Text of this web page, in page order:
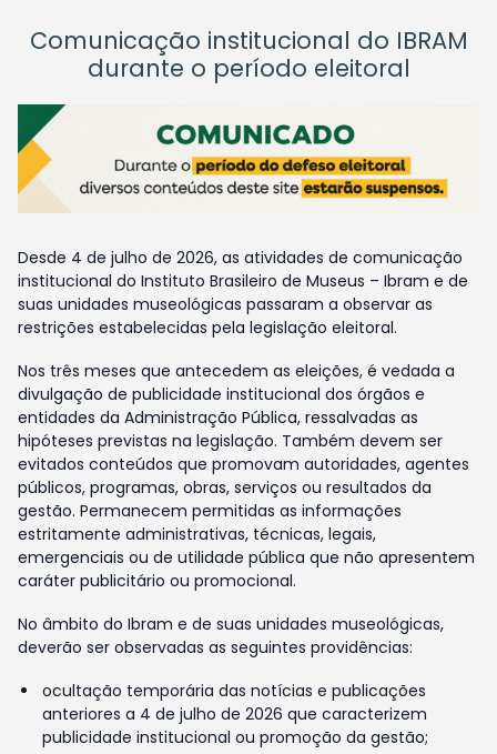
Comunicação institucional do IBRAM
durante o período eleitoral
Desde 4 de julho de 2026, as atividades de comunicação
institucional do Instituto Brasileiro de Museus – Ibram e de
suas unidades museológicas passaram a observar as
restrições estabelecidas pela legislação eleitoral.
Nos três meses que antecedem as eleições, é vedada a
divulgação de publicidade institucional dos órgãos e
entidades da Administração Pública, ressalvadas as
hipóteses previstas na legislação. Também devem ser
evitados conteúdos que promovam autoridades, agentes
públicos, programas, obras, serviços ou resultados da
gestão. Permanecem permitidas as informações
estritamente administrativas, técnicas, legais,
emergenciais ou de utilidade pública que não apresentem
caráter publicitário ou promocional.
No âmbito do Ibram e de suas unidades museológicas,
deverão ser observadas as seguintes providências:
ocultação temporária das notícias e publicações
anteriores a 4 de julho de 2026 que caracterizem
publicidade institucional ou promoção da gestão;